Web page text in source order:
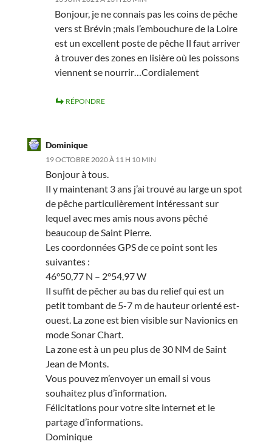
Bonjour, je ne connais pas les coins de pêche
vers st Brévin ;mais l’embouchure de la Loire
est un excellent poste de pêche Il faut arriver
à trouver des zones en lisière où les poissons
viennent se nourrir…Cordialement
RÉPONDRE
Dominique
19 OCTOBRE 2020 À 11 H 10 MIN
Bonjour à tous.
Il y maintenant 3 ans j’ai trouvé au large un spot
de pêche particulièrement intéressant sur
lequel avec mes amis nous avons pêché
beaucoup de Saint Pierre.
Les coordonnées GPS de ce point sont les
suivantes :
46°50,77 N – 2°54,97 W
Il suffit de pêcher au bas du relief qui est un
petit tombant de 5-7 m de hauteur orienté est-
ouest. La zone est bien visible sur Navionics en
mode Sonar Chart.
La zone est à un peu plus de 30 NM de Saint
Jean de Monts.
Vous pouvez m’envoyer un email si vous
souhaitez plus d’information.
Félicitations pour votre site internet et le
partage d’informations.
Dominique